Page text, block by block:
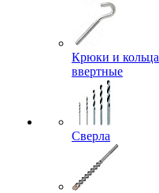
Крюки и кольца
ввертные
Сверла